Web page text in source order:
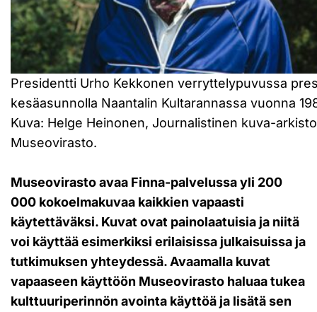
Presidentti Urho Kekkonen verryttelypuvussa
kesäasunnolla Naantalin Kultarannassa vuonna
Kuva: Helge Heinonen, Journalistinen kuva-
Museovirasto.
Museovirasto avaa Finna-palvelussa yli 200
000 kokoelmakuvaa kaikkien vapaasti
käytettäväksi. Kuvat ovat painolaatuisia ja niitä
voi käyttää esimerkiksi erilaisissa julkaisuissa ja
tutkimuksen yhteydessä. Avaamalla kuvat
vapaaseen käyttöön Museovirasto haluaa tukea
kulttuuriperinnön avointa käyttöä ja lisätä sen